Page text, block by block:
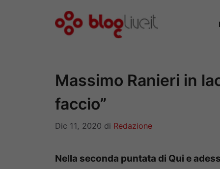
Massimo Ranieri in
faccio”
Dic 11, 2020 di Redazione
Nella seconda puntata di Qui e